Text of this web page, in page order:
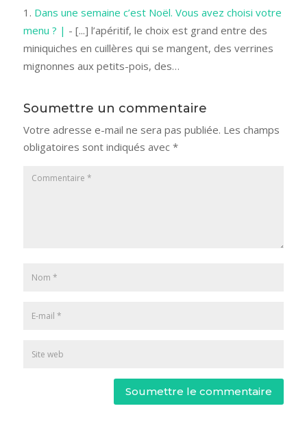
Dans une semaine c’est Noël. Vous avez choisi votre
menu ? | - [...] l’apéritif, le choix est grand entre des
miniquiches en cuillères qui se mangent, des verrines
mignonnes aux petits-pois, des…
Soumettre un commentaire
Votre adresse e-mail ne sera pas publiée. Les champs
obligatoires sont indiqués avec *
Soumettre le commentaire